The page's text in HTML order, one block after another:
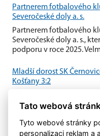
Partnerem fotbalového
Severočeské doly a. s.
Partnerem fotbalového
Severočeské doly a. s.,
podporu v roce 2025.
Mladší dorost SK
Košťany 3:2
utkání proti TJ Sokol
Tato webová
Tyto webové stránky
personalizaci reklam a